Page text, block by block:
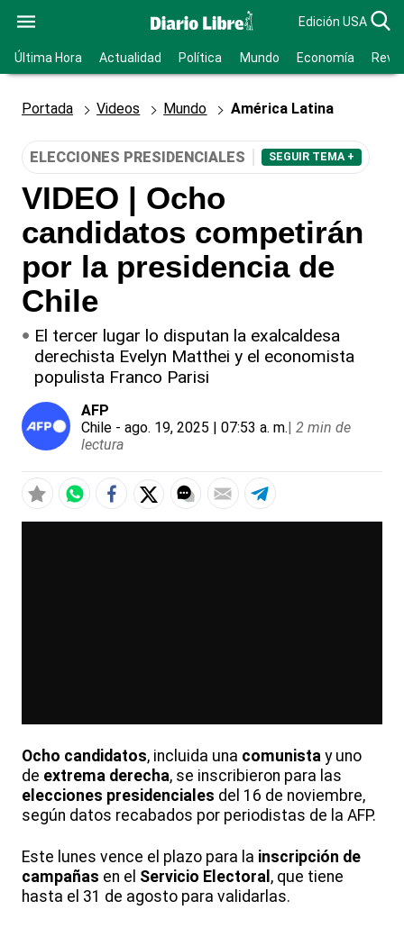
Edición USA
Última Hora Actualidad Política Mundo Economía
Portada Videos Mundo América Latina
ELECCIONES PRESIDENCIALES SEGUIR TEMA +
VIDEO | Ocho
candidatos competirán
por la presidencia de
Chile
El tercer lugar lo disputan la exalcaldesa
derechista Evelyn Matthei y el economista
populista Franco Parisi
AFP
Chile - ago. 19, 2025 | 07:53 a. m.| 2 min de
lectura
Ocho candidatos, incluida una comunista y uno
de extrema derecha, se inscribieron para las
elecciones presidenciales del 16 de noviembre,
según datos recabados por periodistas de la AFP.
Este lunes vence el plazo para la inscripción de
campañas en el Servicio Electoral , que tiene
hasta el 31 de agosto para validarlas.